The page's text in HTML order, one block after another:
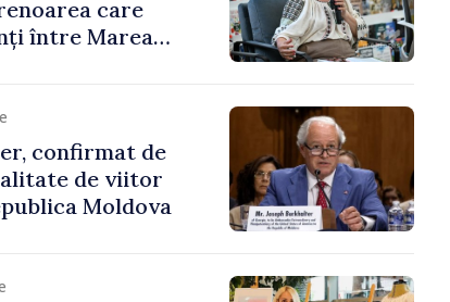
care
între Marea
confirmat de
de viitor
Moldova